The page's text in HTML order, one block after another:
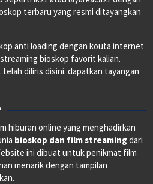
terbaru yang resmi ditayangkan
anti loading dengan kouta internet
bioskop favorit kalian.
telah diliris disini. dapatkan tayangan
hiburan online yang menghadirkan
bioskop dan film streamingdari
ini dibuat untuk penikmat film
menarik dengan tampilan